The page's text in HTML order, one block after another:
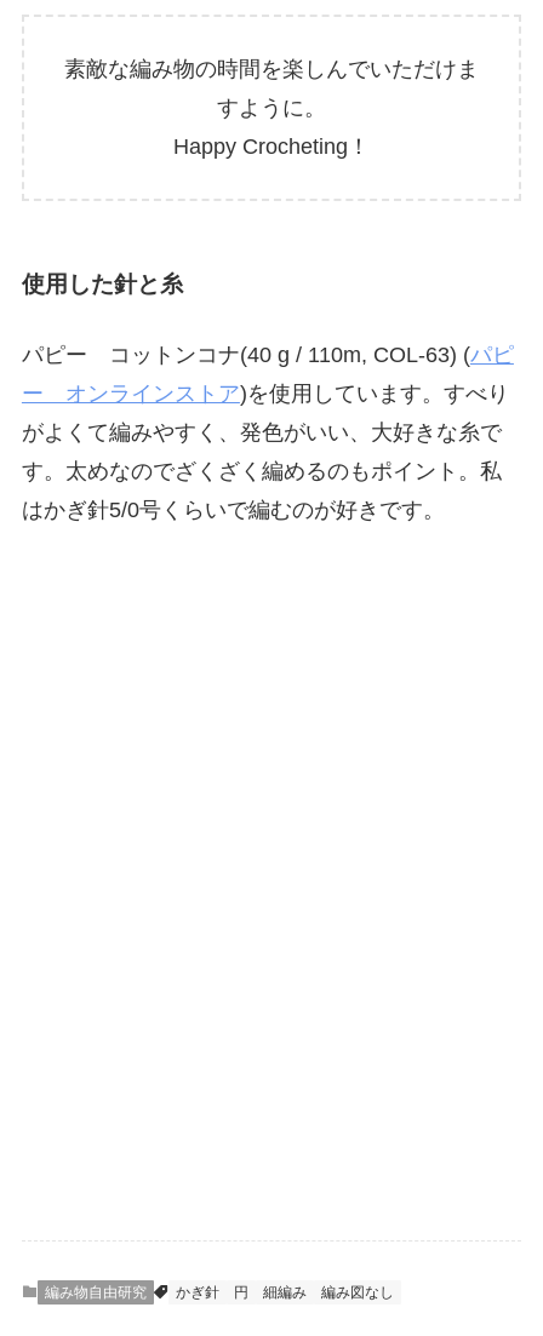
素敵な編み物の時間を楽しんでいただけま
すように。
Happy Crocheting！
使用した針と糸
パピー コットンコナ(40 g / 110m, COL-63) (パピ
ー オンラインストア)を使用しています。すべり
がよくて編みやすく、発色がいい、大好きな糸で
す。太めなのでざくざく編めるのもポイント。私
はかぎ針5/0号くらいで編むのが好きです。
編み物自由研究 かぎ針 円 細編み 編み図なし